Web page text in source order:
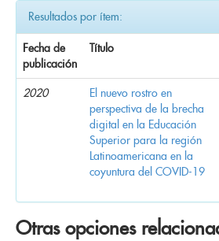
Resultados por ítem:
Fecha de
publicación
Título
2020
El nuevo rostro en
perspectiva de la brecha
digital en la Educación
Superior para la región
Latinoamericana en la
coyuntura del COVID-19
Otras opciones